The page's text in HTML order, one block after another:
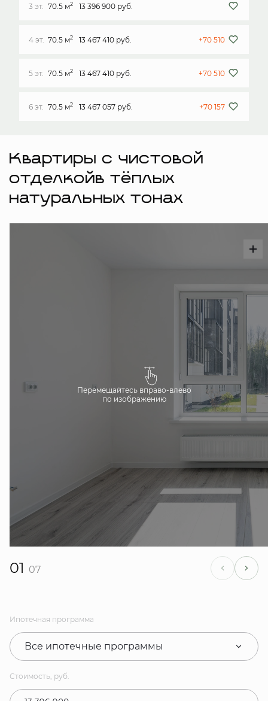
3 эт. 70.5 м2 13 396 900 руб.
4 эт. 70.5 м2 13 467 410 руб. +70 510
5 эт. 70.5 м2 13 467 410 руб. +70 510
6 эт. 70.5 м2 13 467 057 руб. +70 157
Квартиры с чистовой
отделкойв тёплых
натуральных тонах
Перемещайтесь вправо-влево
по изображению
01 07
Ипотечная программа
Все ипотечные программы
Стоимость, руб.